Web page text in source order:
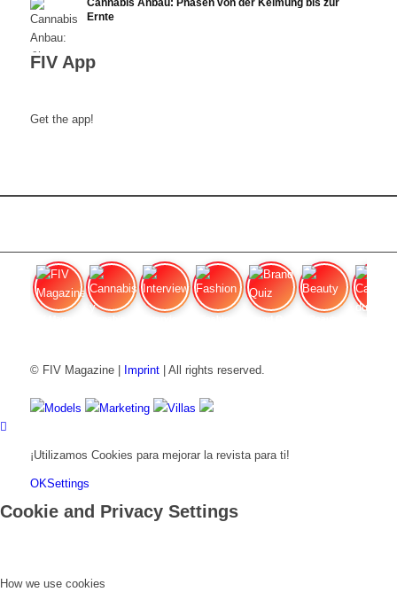
Ernte
FIV App
Get the app!
© FIV Magazine | Imprint| All rights reserved.
Models Marketing Villas
¡Utilizamos Cookies para mejorar la revista para ti!
OKSettings
Cookie and Privacy Settings
How we use cookies